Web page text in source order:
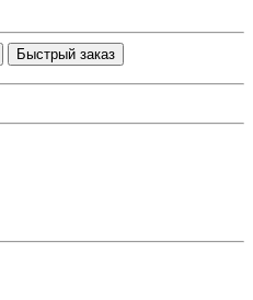
Быстрый заказ